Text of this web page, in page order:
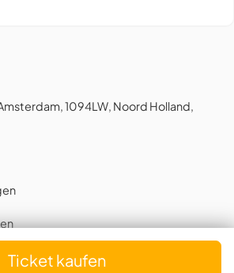
Ticket kaufen
1094LW, Noord Holland,
,Cookies